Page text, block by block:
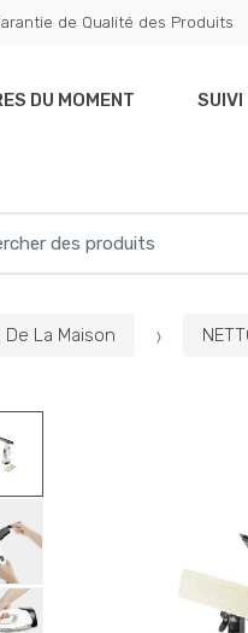
de Qualité des Produits
DU MOMENT SUIVI
La Maison